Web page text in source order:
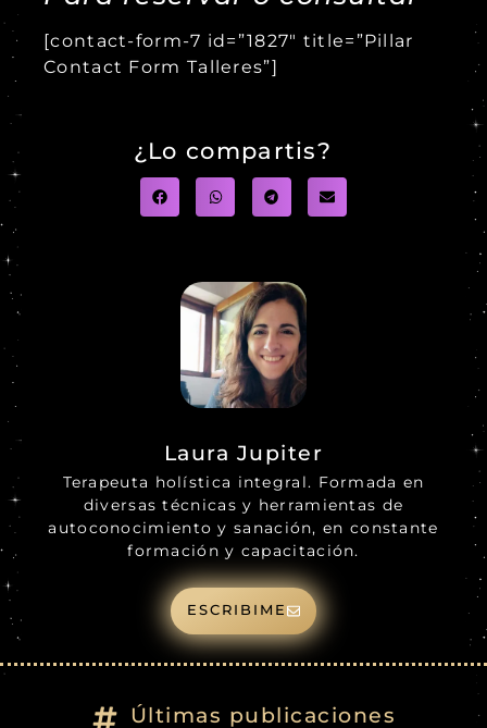
[contact-form-7 id=”1827″ title=”Pillar
Contact Form Talleres”]
¿Lo compartis?
Laura Jupiter
Terapeuta holística integral. Formada en
diversas técnicas y herramientas de
autoconocimiento y sanación, en constante
formación y capacitación.
ESCRIBIME
Últimas publicaciones